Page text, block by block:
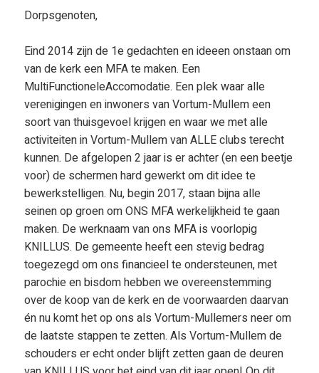
Dorpsgenoten,
Eind 2014 zijn de 1e gedachten en ideeen onstaan om
van de kerk een MFA te maken. Een
MultiFunctioneleAccomodatie. Een plek waar alle
verenigingen en inwoners van Vortum-Mullem een
soort van thuisgevoel krijgen en waar we met alle
activiteiten in Vortum-Mullem van ALLE clubs terecht
kunnen. De afgelopen 2 jaar is er achter (en een beetje
voor) de schermen hard gewerkt om dit idee te
bewerkstelligen. Nu, begin 2017, staan bijna alle
seinen op groen om ONS MFA werkelijkheid te gaan
maken. De werknaam van ons MFA is voorlopig
KNILLUS. De gemeente heeft een stevig bedrag
toegezegd om ons financieel te ondersteunen, met
parochie en bisdom hebben we overeenstemming
over de koop van de kerk en de voorwaarden daarvan
én nu komt het op ons als Vortum-Mullemers neer om
de laatste stappen te zetten. Als Vortum-Mullem de
schouders er echt onder blijft zetten gaan de deuren